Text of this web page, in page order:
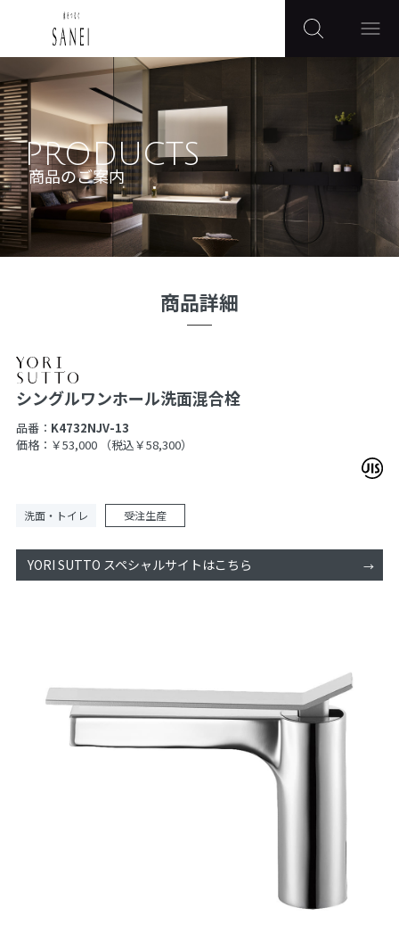
PRODUCTS
商品のご案内
商品詳細
シングルワンホール洗面混合栓
品番： K4732NJV-13
価格：￥53,000
（税込￥58,300）
洗面・トイレ 受注生産
YORI SUTTO スペシャルサイトはこちら